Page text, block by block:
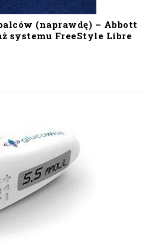
(naprawdę) – Abbott
systemu FreeStyle Libre